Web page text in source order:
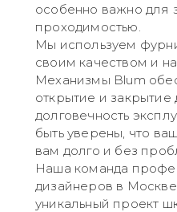
особенно важно для
проходимостью.
Мы используем
своим качеством и
Механизмы Blum
открытие и закрытие
долговечность
быть уверены, что
вам долго и без
Наша команда
дизайнеров в
уникальный проект